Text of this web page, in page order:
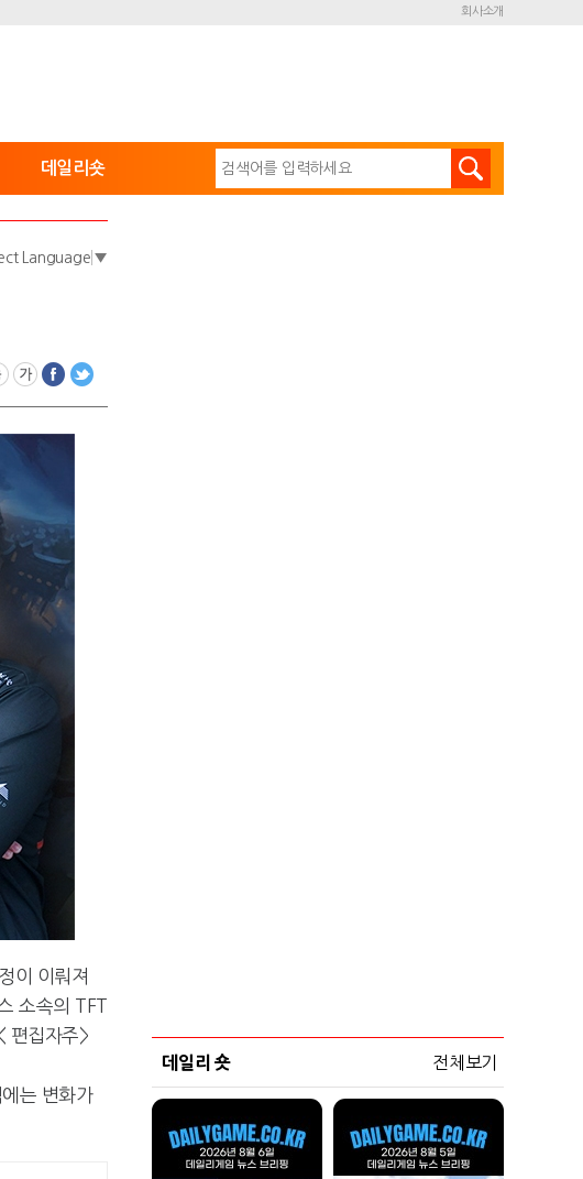
회사소개
데일리숏
Language ▼
이 이뤄져
소속의 TFT
편집자주>
는 변화가
데일리 숏 전체보기